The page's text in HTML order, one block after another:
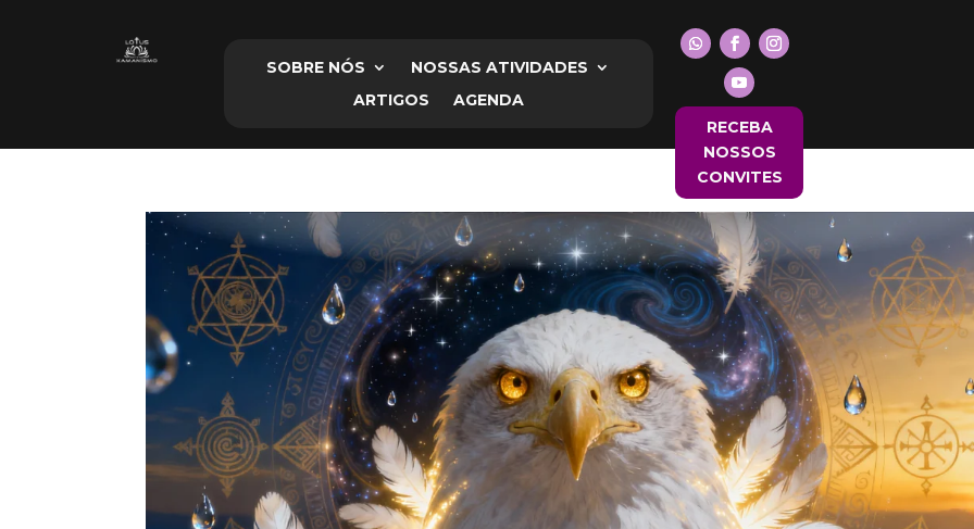
SOBRE NÓS
NOSSAS ATIVIDADES
ARTIGOS
AGENDA
RECEBA
NOSSOS
CONVITES
NOSSAS ATIVIDADES